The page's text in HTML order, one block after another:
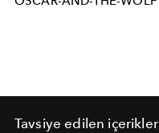
Tavsiye edilen içerikler